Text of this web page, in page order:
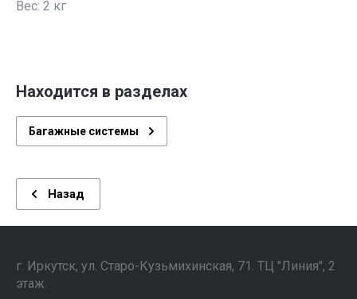
Вес: 2 кг
Находится в разделах
Багажные системы
Назад
г. Иркутск, ул. ​Старо-Кузьмихинская, 71. ТЦ "Линия", 2
этаж. ⠀⠀⠀⠀⠀⠀⠀⠀⠀⠀